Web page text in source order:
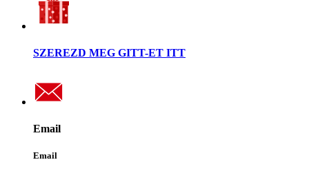
SZEREZD MEG GITT-ET ITT
Email
Email